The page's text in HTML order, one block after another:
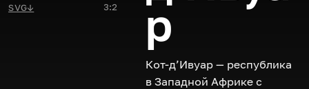
SVG↓ 3:2 р
Кот-д’Ивуар — республика
в Западной Африке с